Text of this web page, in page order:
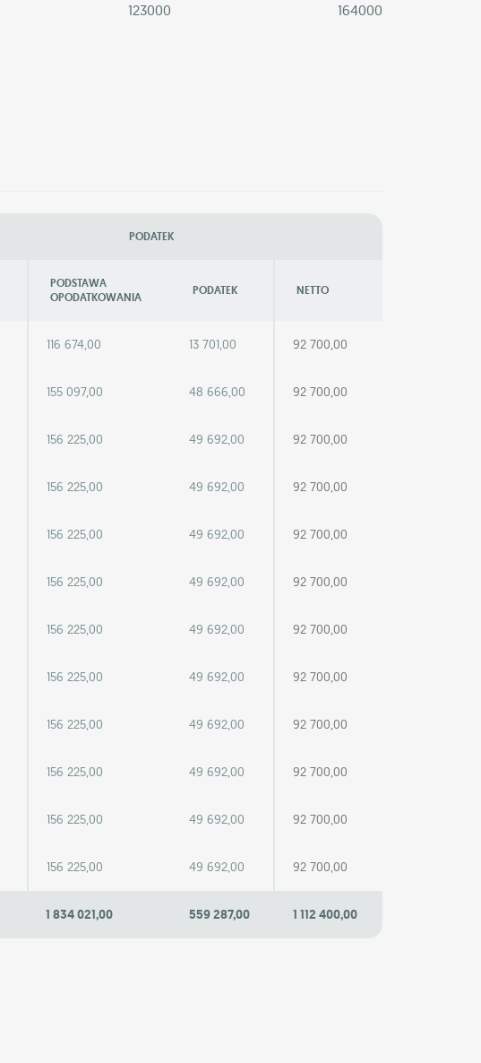
123000 164000
PODATEK
PODSTAWA
OPODATKOWANIA
PODATEK NETTO
116 674,00 13 701,00 92 700,00
155 097,00 48 666,00 92 700,00
156 225,00 49 692,00 92 700,00
156 225,00 49 692,00 92 700,00
156 225,00 49 692,00 92 700,00
156 225,00 49 692,00 92 700,00
156 225,00 49 692,00 92 700,00
156 225,00 49 692,00 92 700,00
156 225,00 49 692,00 92 700,00
156 225,00 49 692,00 92 700,00
156 225,00 49 692,00 92 700,00
156 225,00 49 692,00 92 700,00
1 834 021,00 559 287,00 1 112 400,00